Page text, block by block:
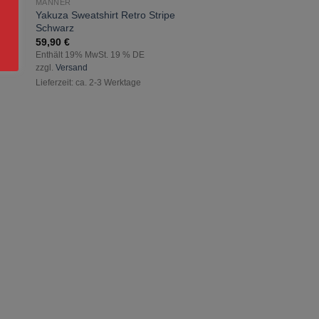
Wunschliste
MÄNNER
Yakuza Sweatshirt Retro Stripe
Schwarz
59,90 €
Enthält 19% MwSt. 19 % DE
zzgl. Versand
Lieferzeit: ca. 2-3 Werktage